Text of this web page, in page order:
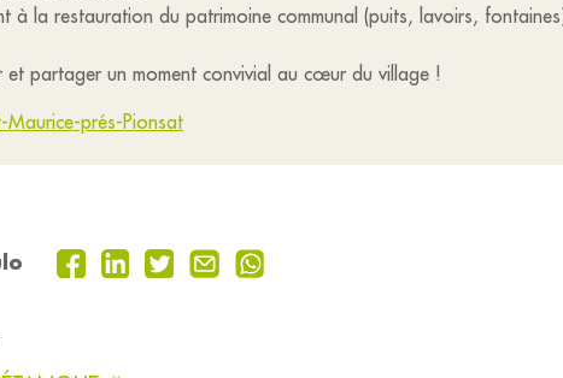
à la restauration du patrimoine communal (puits, lavoirs,
et partager un moment convivial au cœur du village !
prés-Pionsat